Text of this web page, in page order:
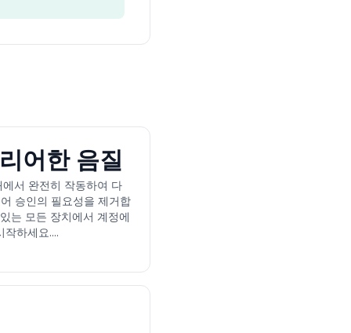
어한 음질
서 완전히 작동하여 다
승인의 필요성을 제거합
는 모든 장치에서 계정에
하세요....